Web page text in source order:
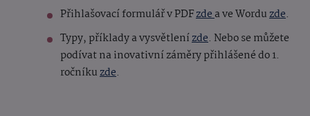
Přihlašovací formulář v PDFzdea ve Worduzde.
Typy, příklady a vysvětlenízde. Nebo se můžete
podívat na inovativní záměry přihlášené do 1.
ročníkuzde.